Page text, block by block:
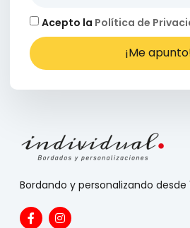
Acepto la Política de
¡Me
Bordando y personalizando desde